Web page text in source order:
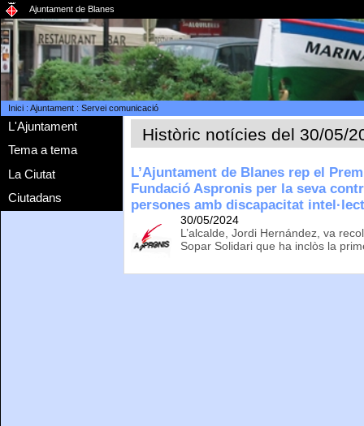
Ajuntament de Blanes
Inici: Ajuntament: Servei comunicació
L'Ajuntament
Tema a tema
La Ciutat
Ciutadans
Històric notícies del 30/05/
L’Ajuntament de Blanes rep el
Fundació Aspronis per la seva
persones amb discapacitat
30/05/2024
L’alcalde, Jordi Hernández, va
Sopar Solidari que ha inclòs la